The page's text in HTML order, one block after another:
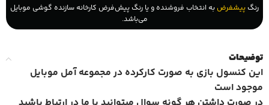
رنگ پیشفرض به انتخاب فروشنده و یا رنگ پیش‌فرض کارخانه سازنده گوشی موبایل
می‌باشد.
توضیحات
این کنسول بازی به صورت کارکرده در مجموعه آمل موبایل
موجود است